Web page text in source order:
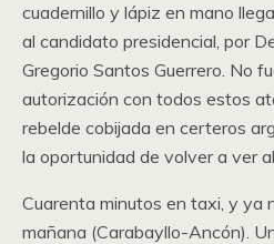
cuadernillo y lápiz en mano
al candidato presidencial, por
Gregorio Santos Guerrero. No
autorización con todos estos
rebelde cobijada en certeros
la oportunidad de volver a ver
Cuarenta minutos en taxi, y ya
mañana (Carabayllo-Ancón).